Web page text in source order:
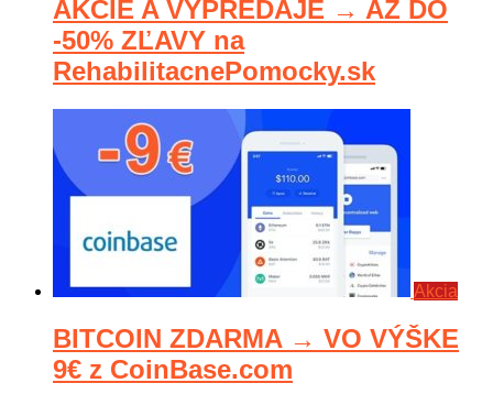
AKCIE A VÝPREDAJE → AŽ DO
-50% ZĽAVY na
RehabilitacnePomocky.sk
Akcia
BITCOIN ZDARMA → VO VÝŠKE
9€ z CoinBase.com